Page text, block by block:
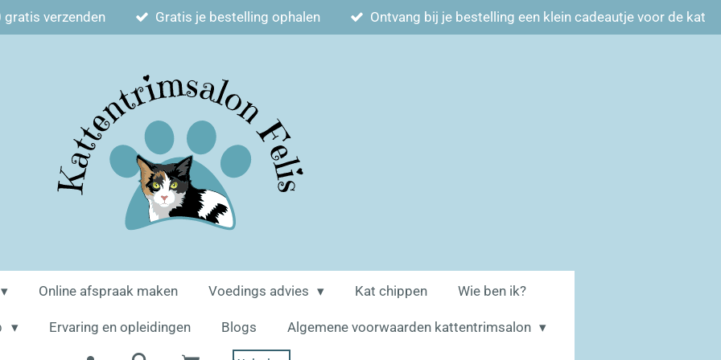
gratis verzenden Gratis je bestelling ophalen Ontvang bij je bestelling een klein cadeautje voor de kat
Online afspraak maken Voedings advies Kat chippen Wie ben ik?
Ervaring en opleidingen Blogs Algemene voorwaarden kattentrimsalon